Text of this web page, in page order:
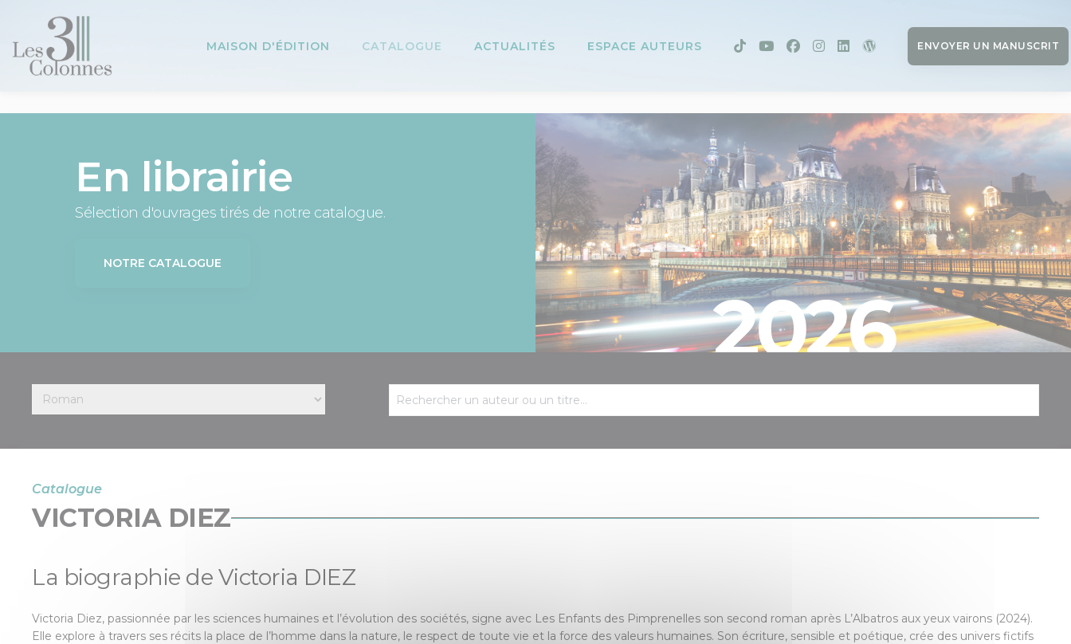
MAISON D'ÉDITION CATALOGUE ACTUALITÉS ESPACE AUTEURS ENVOYER UN MANUSCRIT
En librairie
Sélection d'ouvrages tirés de notre catalogue.
NOTRE CATALOGUE
2026
Catalogue
VICTORIA DIEZ
La biographie de Victoria DIEZ
Victoria Diez, passionnée par les sciences humaines et l’évolution des sociétés, signe avec Les Enfants des Pimprenelles son second roman après L’Albatros aux yeux vairons (2024).
Elle explore à travers ses récits la place de l’homme dans la nature, le respect de toute vie et la force des valeurs humaines. Son écriture, sensible et poétique, crée des univers fictifs